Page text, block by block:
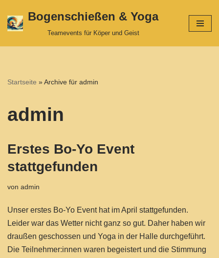
Zum
Bogenschießen & Yoga
Teamevents für Köper und Geist
Startseite »Archive für admin
admin
Erstes Bo-Yo Event
stattgefunden
von admin
Unser erstes Bo-Yo Event hat im April stattgefunden.
Leider war das Wetter nicht ganz so gut. Daher haben wir
draußen geschossen und Yoga in der Halle durchgeführt.
Die Teilnehmer:innen waren begeistert und die Stimmung